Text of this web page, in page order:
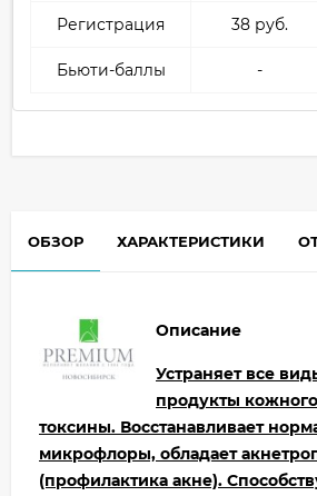
Регистрация 38 руб.
Бьюти-баллы -
ОБЗОР ХАРАКТЕРИСТИКИ
Описание
Устраняет все
продукты
токсины. Восстанавливает
микрофлоры, обладает
(профилактика акне).